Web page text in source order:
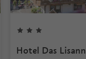
Hotel Das Lisann